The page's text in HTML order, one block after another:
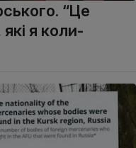
“Це
я коли-